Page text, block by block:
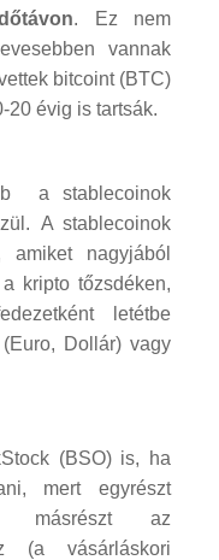
. Ez nem
vannak
bitcoint (BTC)
20 évig is tartsák.
a stablecoinok
A stablecoinok
amiket nagyjából
kripto tőzsdéken,
letétbe
Dollár) vagy
(BSO) is, ha
mert egyrészt
másrészt az
(a vásárláskori